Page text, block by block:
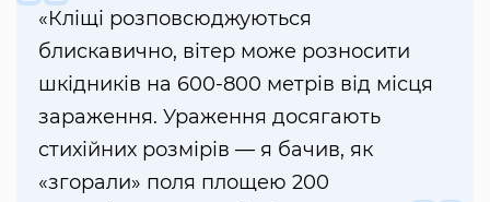
«Кліщі розповсюджуються
блискавично, вітер може розносити
шкідників на 600-800 метрів від місця
зараження. Ураження досягають
стихійних розмірів — я бачив, як
«згорали» поля площею 200